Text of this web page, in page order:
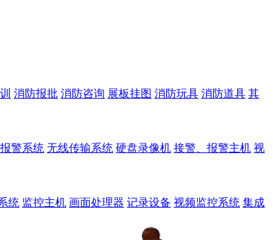
消防报批 消防咨询 展板挂图 消防玩具 消防道具 其
警系统 无线传输系统 硬盘录像机 接警、报警主机 视
统 监控主机 画面处理器 记录设备 视频监控系统 集成